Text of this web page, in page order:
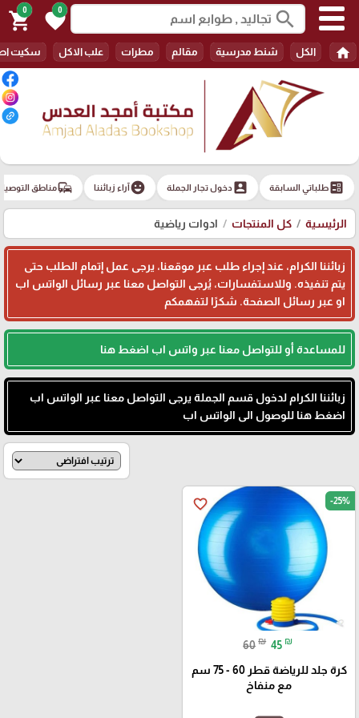
search
0
favorite
0
shopping_cart
home الكل شنط مدرسية مقالم مطرات علب الاكل سكيت
ballotطلباتي السابقة account_boxدخول تجار الجملة emoji_emotionsآراء زبائننا commuteمناطق
الرئيسية كل المنتجات ادوات رياضية
زبائننا الكرام، عند إجراء طلب عبر موقعنا، يرجى عمل إتمام الطلب حتى
يتم تنفيذه. وللاستفسارات، يُرجى التواصل معنا عبر رسائل الواتس اب
او عبر رسائل الصفحة. شكرًا لتفهمكم
للمساعدة أو للتواصل معنا عبر واتس اب اضغط هنا
زبائننا الكرام لدخول قسم الجملة يرجى التواصل معنا عبر الواتس اب
اضغط هنا للوصول الى الواتس اب
favorite_border -25%
60 ₪ 45 ₪
كرة جلد للرياضة قطر 60 - 75 سم
مع منفاخ